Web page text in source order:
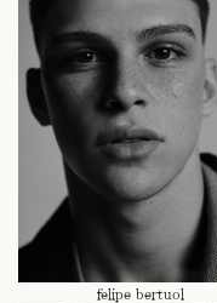
felipe bertuol